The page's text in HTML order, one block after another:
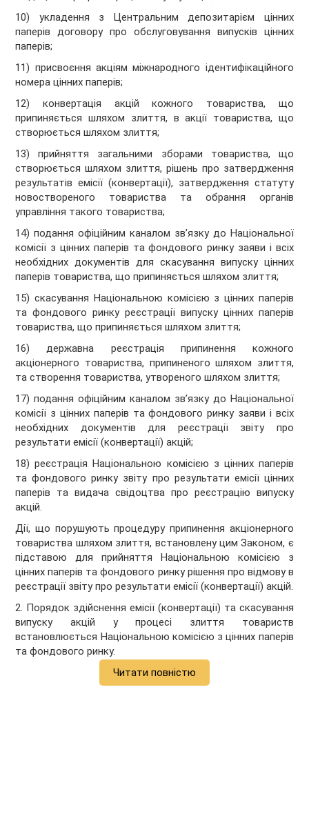
10) укладення з Центральним депозитарієм цінних
паперів договору про обслуговування випусків цінних
паперів;
11) присвоєння акціям міжнародного ідентифікаційного
номера цінних паперів;
12) конвертація акцій кожного товариства, що
припиняється шляхом злиття, в акції товариства, що
створюється шляхом злиття;
13) прийняття загальними зборами товариства, що
створюється шляхом злиття, рішень про затвердження
результатів емісії (конвертації), затвердження статуту
новоствореного товариства та обрання органів
управління такого товариства;
14) подання офіційним каналом зв’язку до Національної
комісії з цінних паперів та фондового ринку заяви і всіх
необхідних документів для скасування випуску цінних
паперів товариства, що припиняється шляхом злиття;
15) скасування Національною комісією з цінних паперів
та фондового ринку реєстрації випуску цінних паперів
товариства, що припиняється шляхом злиття;
16) державна реєстрація припинення кожного
акціонерного товариства, припиненого шляхом злиття,
та створення товариства, утвореного шляхом злиття;
17) подання офіційним каналом зв’язку до Національної
комісії з цінних паперів та фондового ринку заяви і всіх
необхідних документів для реєстрації звіту про
результати емісії (конвертації) акцій;
18) реєстрація Національною комісією з цінних паперів
та фондового ринку звіту про результати емісії цінних
паперів та видача свідоцтва про реєстрацію випуску
акцій.
Дії, що порушують процедуру припинення акціонерного
товариства шляхом злиття, встановлену цим Законом, є
підставою для прийняття Національною комісією з
цінних паперів та фондового ринку рішення про відмову в
реєстрації звіту про результати емісії (конвертації) акцій.
2. Порядок здійснення емісії (конвертації) та скасування
випуску акцій у процесі злиття товариств
встановлюється Національною комісією з цінних паперів
та фондового ринку.
Читати повністю